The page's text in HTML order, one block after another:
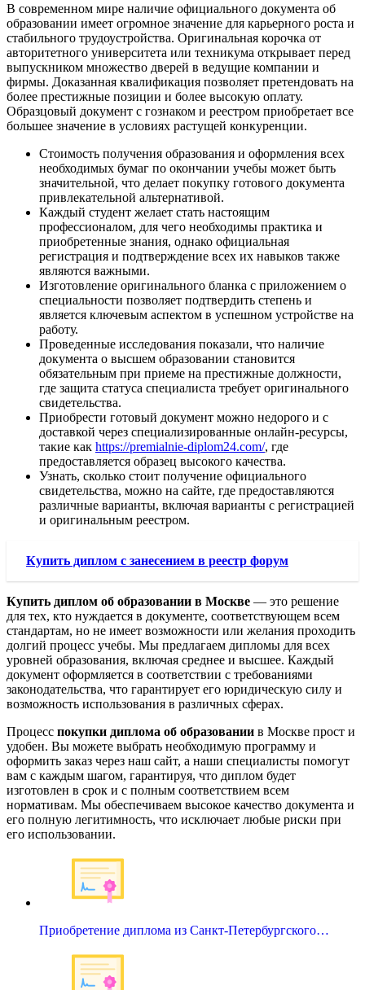
В современном мире наличие официального документа об
образовании имеет огромное значение для карьерного роста и
стабильного трудоустройства. Оригинальная корочка от
авторитетного университета или техникума открывает перед
выпускником множество дверей в ведущие компании и
фирмы. Доказанная квалификация позволяет претендовать на
более престижные позиции и более высокую оплату.
Образцовый документ с гознаком и реестром приобретает все
большее значение в условиях растущей конкуренции.
Стоимость получения образования и оформления всех
необходимых бумаг по окончании учебы может быть
значительной, что делает покупку готового документа
привлекательной альтернативой.
Каждый студент желает стать настоящим
профессионалом, для чего необходимы практика и
приобретенные знания, однако официальная
регистрация и подтверждение всех их навыков также
являются важными.
Изготовление оригинального бланка с приложением о
специальности позволяет подтвердить степень и
является ключевым аспектом в успешном устройстве на
работу.
Проведенные исследования показали, что наличие
документа о высшем образовании становится
обязательным при приеме на престижные должности,
где защита статуса специалиста требует оригинального
свидетельства.
Приобрести готовый документ можно недорого и с
доставкой через специализированные онлайн-ресурсы,
такие как https://premialnie-diplom24.com/, где
предоставляется образец высокого качества.
Узнать, сколько стоит получение официального
свидетельства, можно на сайте, где предоставляются
различные варианты, включая варианты с регистрацией
и оригинальным реестром.
Купить диплом с занесением в реестр форум
Купить диплом об образовании в Москве — это решение
для тех, кто нуждается в документе, соответствующем всем
стандартам, но не имеет возможности или желания проходить
долгий процесс учебы. Мы предлагаем дипломы для всех
уровней образования, включая среднее и высшее. Каждый
документ оформляется в соответствии с требованиями
законодательства, что гарантирует его юридическую силу и
возможность использования в различных сферах.
Процесс покупки диплома об образовании в Москве прост и
удобен. Вы можете выбрать необходимую программу и
оформить заказ через наш сайт, а наши специалисты помогут
вам с каждым шагом, гарантируя, что диплом будет
изготовлен в срок и с полным соответствием всем
нормативам. Мы обеспечиваем высокое качество документа и
его полную легитимность, что исключает любые риски при
его использовании.
Приобретение диплома из Санкт-Петербургского…